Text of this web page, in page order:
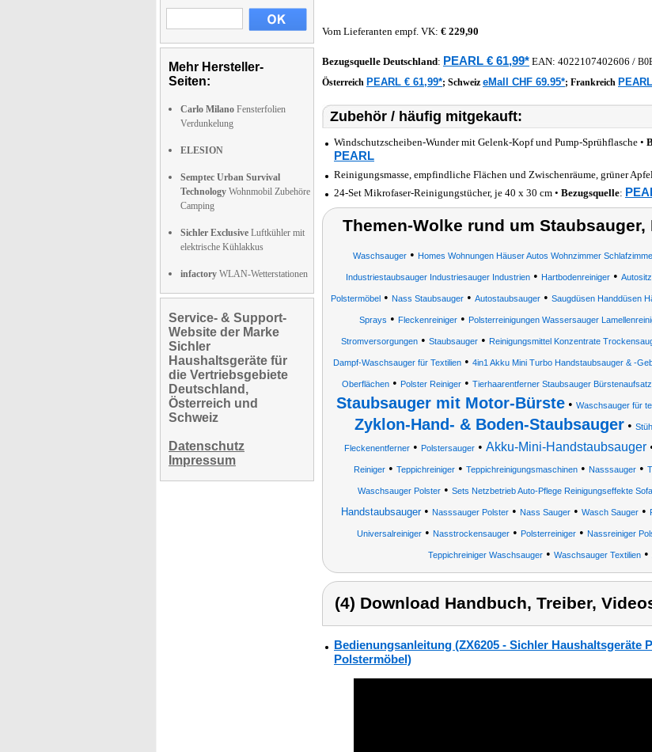
Mehr Hersteller-
Seiten:
Carlo Milano Fensterfolien
Verdunkelung
ELESION
Semptec Urban Survival
Technology Wohnmobil Zubehöre
Camping
Sichler Exclusive Luftkühler mit
elektrische Kühlakkus
infactory WLAN-Wetterstationen
Service- & Support-
Website der Marke
Sichler
Haushaltsgeräte für
die Vertriebsgebiete
Deutschland,
Österreich und
Schweiz
Datenschutz
Impressum
Vom Lieferanten empf. VK: € 229,90
Bezugsquelle Deutschland: PEARL € 61,99* EAN: 4022107402606 /
Österreich PEARL € 61,99*; Schweiz eMall CHF 69.95*; Frankreich
Zubehör / häufig mitgekauft:
Windschutzscheiben-Wunder mit Gelenk-Kopf und Pump-Sprühflasche •
PEARL
Reinigungsmasse, empfindliche Flächen und Zwischenräume, grüner
24-Set Mikrofaser-Reinigungstücher, je 40 x 30 cm • Bezugsquelle:
Themen-Wolke rund um
Waschsauger • Homes Wohnungen Häuser Autos Wohnzimmer
Industriestaubsauger Industriesauger Industrien• Hartbodenreiniger•
Polstermöbel • Nass Staubsauger • Autostaubsauger • Saugdüsen Handdüsen
Sprays • Fleckenreiniger• Polsterreinigungen Wassersauger
Stromversorgungen• Staubsauger• Reinigungsmittel Konzentrate
Dampf-Waschsauger für Textilien• 4in1 Akku Mini Turbo Handstaubsauger & -
Oberflächen • Polster Reiniger • Tierhaarentferner Staubsauger Bürstenaufsatz
Staubsauger mit Motor-Bürste • Waschsauger für
Zyklon-Hand- & Boden-Staubsauger•
Fleckenentferner • Polstersauger • Akku-Mini-Handstaubsauger
Reiniger • Teppichreiniger • Teppichreinigungsmaschinen • Nasssauger •
Waschsauger Polster • Sets Netzbetrieb Auto-Pflege Reinigungseffekte
Handstaubsauger• Nasssauger Polster • Nass Sauger • Wasch Sauger •
Universalreiniger • Nasstrockensauger • Polsterreiniger • Nassreiniger
Teppichreiniger Waschsauger• Waschsauger Textilien•
(4) Download Handbuch, Treiber,
Bedienungsanleitung (ZX6205 - Sichler Haushaltsgeräte
Polstermöbel)